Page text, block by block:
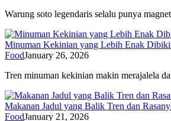
Warung soto legendaris selalu punya
Minuman Kekinian yang Lebih Enak
FoodJanuary 26, 2026
Tren minuman kekinian makin merajalela
Makanan Jadul yang Balik Tren dan
FoodJanuary 21, 2026